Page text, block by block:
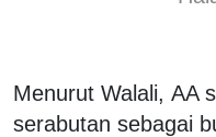
Menurut Walali, AA
serabutan sebagai